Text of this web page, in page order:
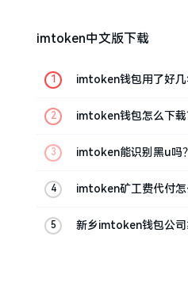
imtoken中文版下载
imtoken钱包用了好几
imtoken钱包怎么下
imtoken能识别黑u吗
imtoken矿工费代付
新乡imtoken钱包公